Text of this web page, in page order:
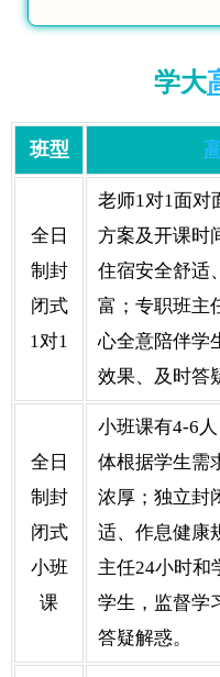
学大
班型
全日
制封
闭式
1对1
老师1对1面对
方案及开课时
住宿安全舒适
富；专职班主
心全意陪伴学
效果、及时答
全日
制封
闭式
小班
课
小班课有4-6
体根据学生需
浓厚；独立封
适、作息健康
主任24小时和
学生，监督学
答疑解惑。